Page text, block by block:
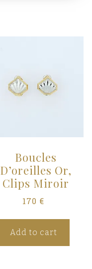
Boucles
D’oreilles Or,
Clips Miroir
170 €
Add to cart